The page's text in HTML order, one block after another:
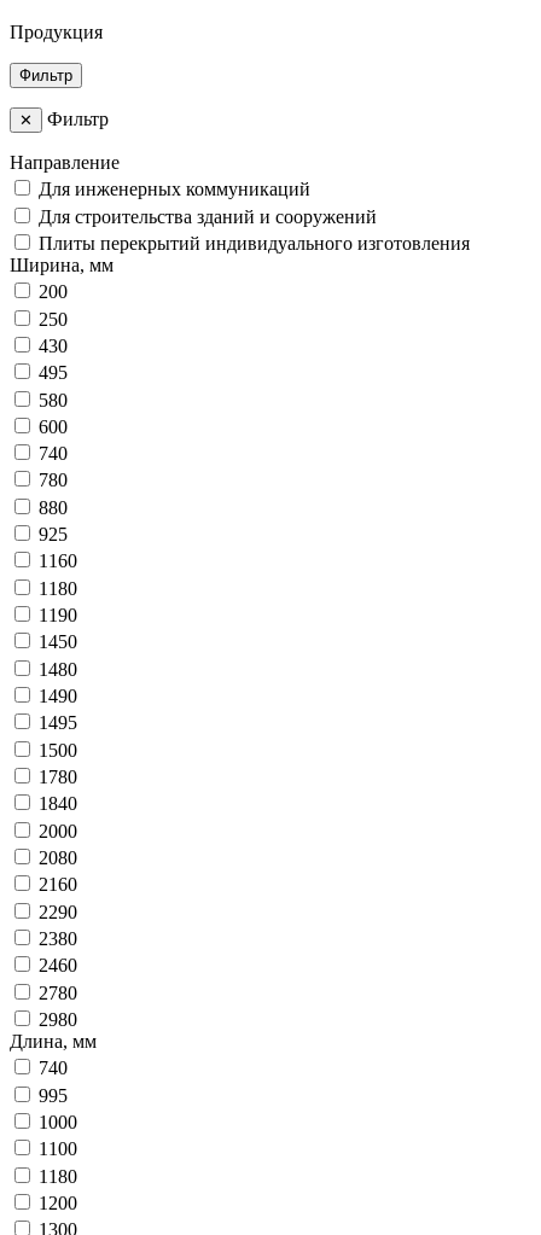
Продукция
Фильтр
✕ Фильтр
Направление
Для инженерных коммуникаций
Для строительства зданий и сооружений
Плиты перекрытий индивидуального изготовления
Ширина, мм
200
250
430
495
580
600
740
780
880
925
1160
1180
1190
1450
1480
1490
1495
1500
1780
1840
2000
2080
2160
2290
2380
2460
2780
2980
Длина, мм
740
995
1000
1100
1180
1200
1300